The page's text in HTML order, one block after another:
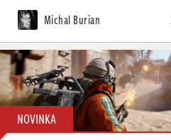
Michal Burian
NOVINKA